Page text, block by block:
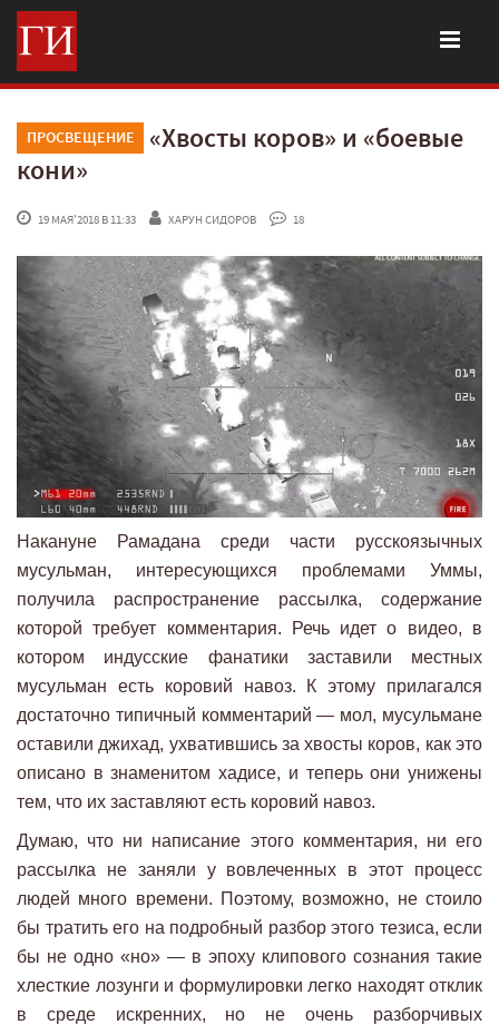
ПРОСВЕЩЕНИЕ
«Хвосты коров» и «боевые
кони»
19 МАЯ'2018 В 11:33 ХАРУН СИДОРОВ 18
Накануне Рамадана среди части русскоязычных
мусульман, интересующихся проблемами Уммы,
получила распространение рассылка, содержание
которой требует комментария. Речь идет о видео, в
котором индусские фанатики заставили местных
мусульман есть коровий навоз. К этому прилагался
достаточно типичный комментарий — мол, мусульмане
оставили джихад, ухватившись за хвосты коров, как это
описано в знаменитом хадисе, и теперь они унижены
тем, что их заставляют есть коровий навоз.
Думаю, что ни написание этого комментария, ни его
рассылка не заняли у вовлеченных в этот процесс
людей много времени. Поэтому, возможно, не стоило
бы тратить его на подробный разбор этого тезиса, если
бы не одно «но» — в эпоху клипового сознания такие
хлесткие лозунги и формулировки легко находят отклик
в среде искренних, но не очень разборчивых